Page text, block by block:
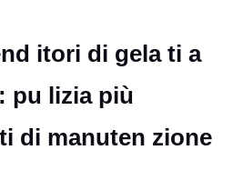
itori di gela ti a
pu lizia più
di manuten zione